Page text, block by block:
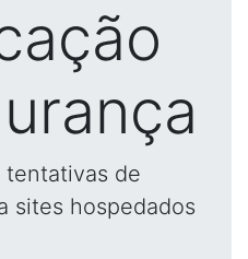
tentativas de
sites hospedados